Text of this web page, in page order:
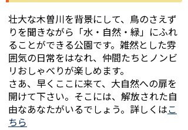
壮大な木曽川を背景にして、鳥のさえず
りを聞きながら「水・自然・緑」にふれ
ることができる公園です。雑然とした雰
囲気の日常をはなれ、仲間たちとノンビ
リおしゃべりが楽しめます。
さあ、早くここに来て、大自然への扉を
開けて下さい。そこには、解放された自
由なあなたがいるでしょう。詳しくはこ
ちら